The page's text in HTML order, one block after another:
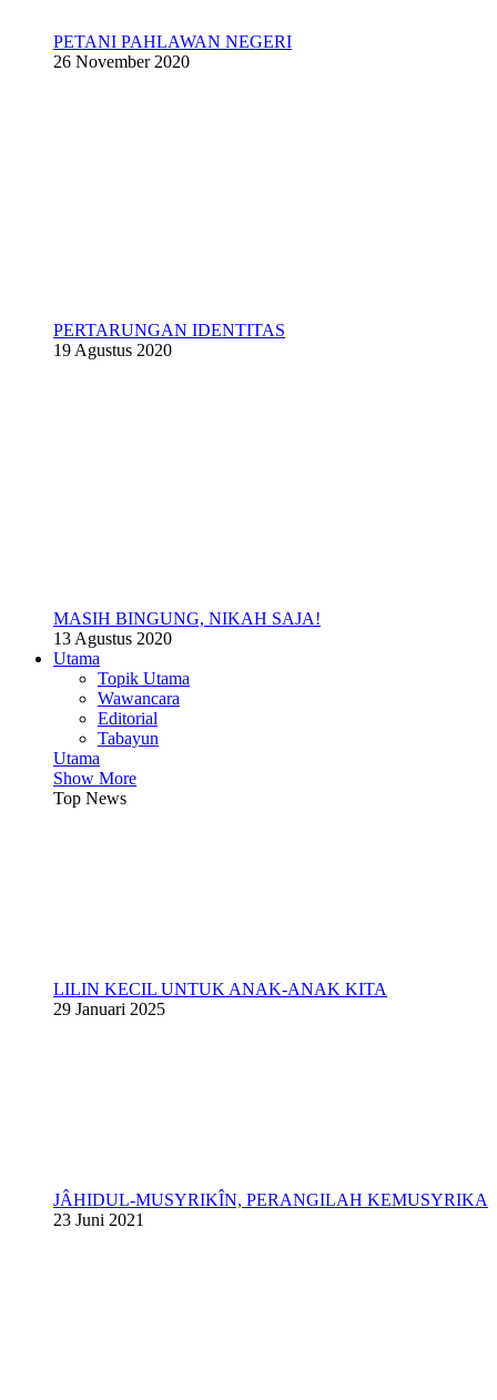
PETANI PAHLAWAN NEGERI
26 November 2020
PERTARUNGAN IDENTITAS
19 Agustus 2020
MASIH BINGUNG, NIKAH SAJA!
13 Agustus 2020
Utama
Topik Utama
Wawancara
Editorial
Tabayun
Utama
Show More
Top News
LILIN KECIL UNTUK ANAK-ANAK KITA
29 Januari 2025
JÂHIDUL-MUSYRIKÎN, PERANGILAH KEMUSYRIKA
23 Juni 2021